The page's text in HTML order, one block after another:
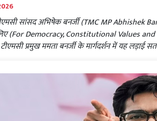
सांसद अभिषेक बनर्जी (TMC MP Abhishek
(For Democracy, Constitutional Values ​​and
प्रमुख ममता बनर्जी के मार्गदर्शन में यह लड़ाई